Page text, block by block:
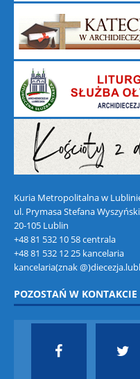
Kuria Metropolitalna w
ul. Prymasa Stefana
20-105 Lublin
+48 81 532 10 58 centrala
+48 81 532 12 25 kancelaria
kancelaria(znak
POZOSTAŃ W KONTAKCIE